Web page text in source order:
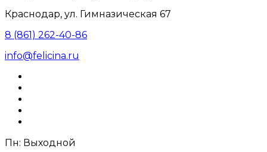
Краснодар, ул. Гимназическая 67
8 (861) 262-40-86
info@felicina.ru
Пн: Выходной